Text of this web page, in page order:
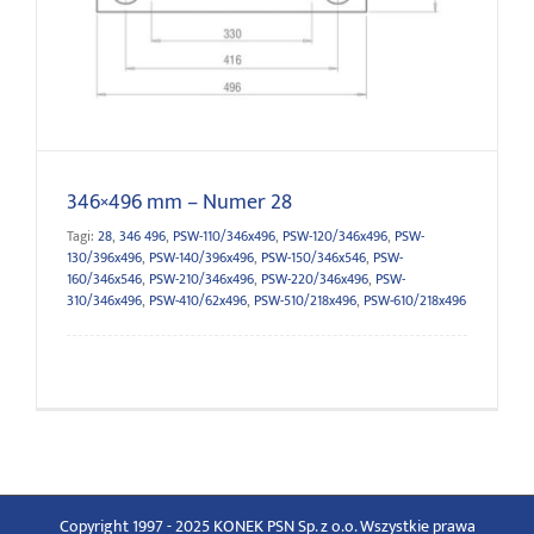
346×496 mm – Numer 28
Tagi: 28, 346 496, PSW-110/346x496, PSW-120/346x496, PSW-
130/396x496, PSW-140/396x496, PSW-150/346x546, PSW-
160/346x546, PSW-210/346x496, PSW-220/346x496, PSW-
310/346x496, PSW-410/62x496, PSW-510/218x496, PSW-610/218x496
Copyright 1997 - 2025 KONEK PSN Sp. z o.o. Wszystkie prawa